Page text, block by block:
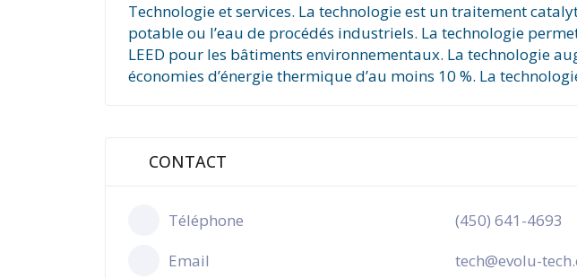
Technologie et services. La technologie est un traitement
potable ou l’eau de procédés industriels. La technologie
LEED pour les bâtiments environnementaux. La technologie
économies d’énergie thermique d’au moins 10 %. La
CONTACT
Téléphone
(450) 641-4693
Email
tech@evolu-